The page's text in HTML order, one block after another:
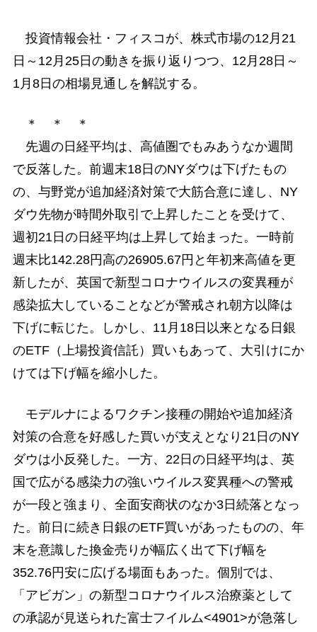
投資情報会社・フィスコが、株式市場の12月21
日～12月25日の動きを振り返りつつ、12月28日～
1月8日の相場見通しを解説する。
＊ ＊ ＊
先週の日経平均は、高値圏でもみあうなか週間
で反落した。前週末18日のNYダウは下げたもの
の、与野党が追加経済対策で大筋合意に達し、NY
ダウ先物が時間外取引で上昇したことを受けて、
週初21日の日経平均は上昇して始まった。一時前
週末比142.28円高の26905.67円と年初来高値を更
新したが、英国で新型コロナウイルスの変異種が
感染拡大していることなどが警戒され朝方以降は
下げに転じた。しかし、11月18日以来となる日銀
のETF（上場投資信託）買いもあって、大引けにか
けては下げ幅を縮小した。
モデルナによるワクチン接種の開始や追加経済
対策の合意を好感した買いが支えとなり21日のNY
ダウは小反発した。一方、22日の日経平均は、英
国で広がる感染力の強いウイルス変異種への警戒
が一段と強まり、全面安商状のなか3日続落となっ
た。前日に続き日銀のETF買いがあったものの、年
末を意識した換金売りが幅広く出て下げ幅を
352.76円安に広げる場面もあった。個別では、
「アビガン」の新型コロナウイルス治療薬として
の承認が見送られた富士フイルム<4901>が急落し